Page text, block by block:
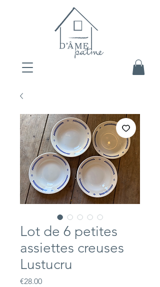
Lot de 6 petites
assiettes creuses
Lustucru
€28.00Price